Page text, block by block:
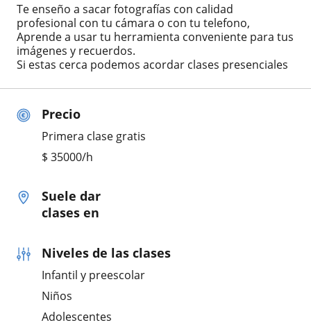
Precio
Primera clase gratis
$ 35000/h
Suele dar
clases en
Niveles de las clases
Infantil y preescolar
Niños
Adolescentes
Te enseño a sacar fotografías con calidad
profesional con tu cámara o con tu telefono,
Aprende a usar tu herramienta conveniente para tus
imágenes y recuerdos.
Si estas cerca podemos acordar clases presenciales